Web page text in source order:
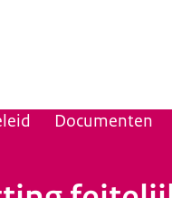
Documenten